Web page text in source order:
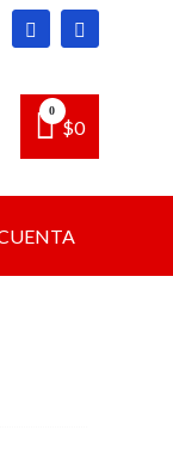
0
$0